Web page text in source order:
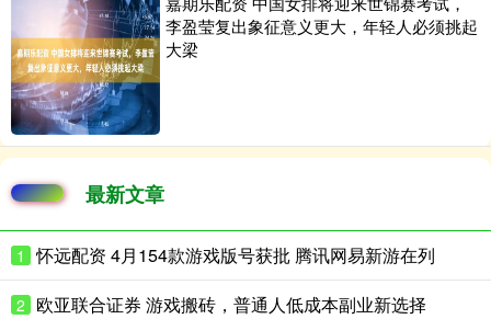
李盈莹复出象征意义更大，年轻人必须挑起
大梁
最新文章
1 怀远配资 4月154款游戏版号获批 腾讯网易新游在列
2 欧亚联合证券 游戏搬砖，普通人低成本副业新选择